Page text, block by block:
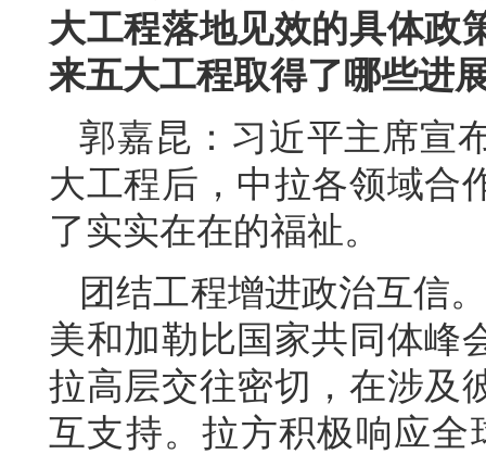
大工程落地见效的具体政
来五大工程取得了哪些进
郭嘉昆：习近平主席宣
大工程后，中拉各领域合
了实实在在的福祉。
团结工程增进政治互信
美和加勒比国家共同体峰
拉高层交往密切，在涉及
互支持。拉方积极响应